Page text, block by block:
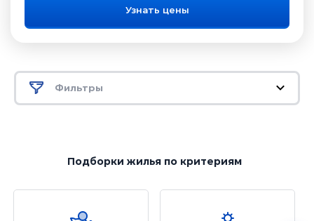
Узнать цены
Фильтры
Подборки жильяпо критериям